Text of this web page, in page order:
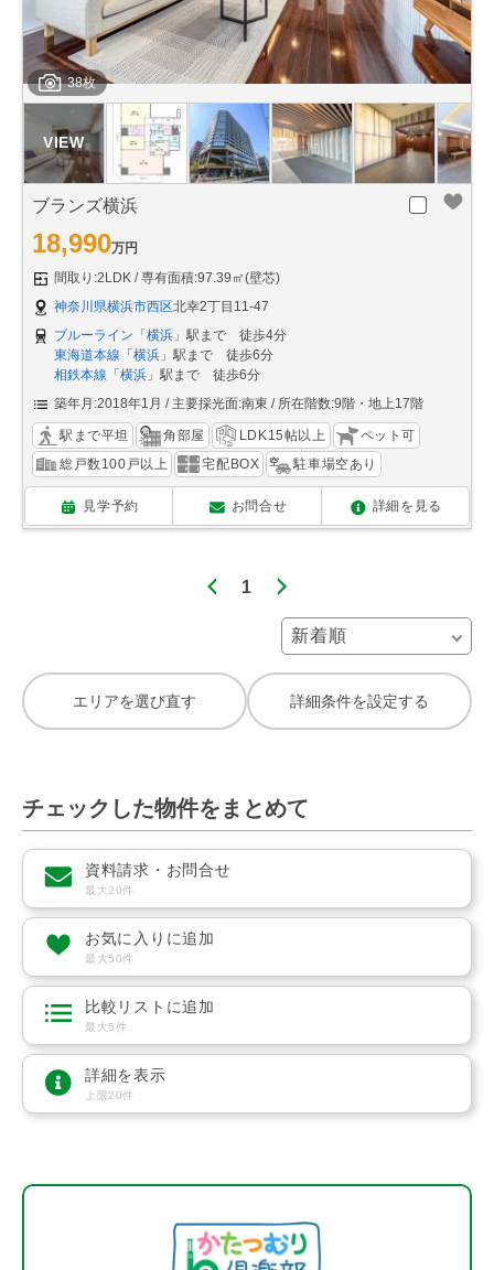
38枚
ブランズ横浜
18,990万円
間取り:2LDK
専有面積:97.39㎡(壁芯)
神奈川県横浜市西区北幸2丁目11-47
ブルーライン 「横浜 」駅まで 徒歩4分
東海道本線 「横浜 」駅まで 徒歩6分
相鉄本線 「横浜 」駅まで 徒歩6分
築年月:2018年1月
主要採光面:南東 所在階数:9階・地上17階
駅まで平坦 角部屋 LDK15帖以上
ペット可
総戸数100戸以上
宅配BOX 駐車場空あり
見学予約 お問合せ 詳細を見る
1
エリアを選び直す 詳細条件を設定する
チェックした物件をまとめて
資料請求・お問合せ
最大20件
お気に入りに追加
最大50件
比較リストに追加
最大5件
詳細を表示
上限20件